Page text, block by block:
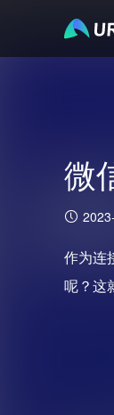
微
作为连
呢？这